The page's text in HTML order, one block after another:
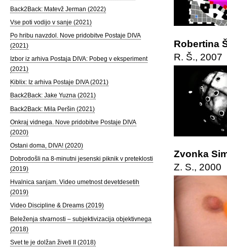
Robertina
R. Š., 2007
Zvonka
Z. S., 2000
Back2Back: Matevž Jerman (2022)
Vse poti vodijo v sanje (2021)
Po hribu navzdol. Nove pridobitve Postaje DIVA
(2021)
Izbor iz arhiva Postaja DIVA: Pobeg v eksperiment
(2021)
Kiblix: Iz arhiva Postaje DIVA (2021)
Back2Back: Jake Yuzna (2021)
Back2Back: Mila Peršin (2021)
Onkraj vidnega. Nove pridobitve Postaje DIVA
(2020)
Ostani doma, DIVA! (2020)
Dobrodošli na 8-minutni jesenski piknik v preteklosti
(2019)
Hvalnica sanjam. Video umetnost devetdesetih
(2019)
Video Discipline & Dreams (2019)
Beleženja stvarnosti – subjektivizacija objektivnega
(2018)
Svet te je dolžan živeti II (2018)